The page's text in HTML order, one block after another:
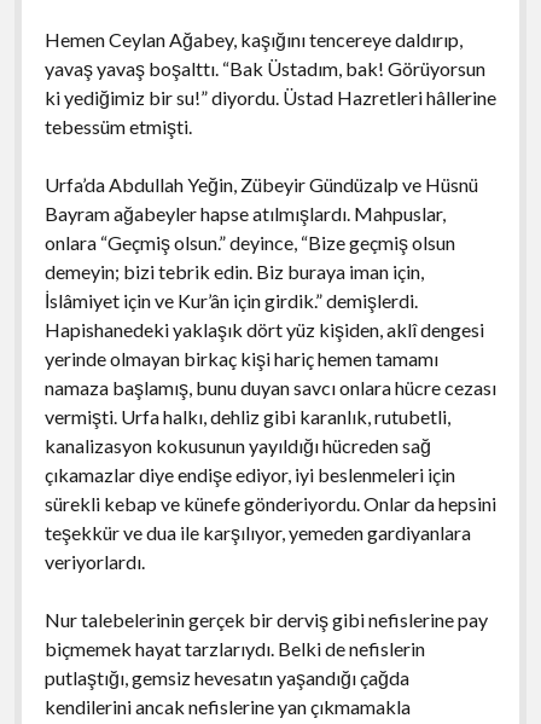
Hemen Ceylan Ağabey, kaşığını tencereye daldırıp,
yavaş yavaş boşalttı. “Bak Üstadım, bak! Görüyorsun
ki yediğimiz bir su!” diyordu. Üstad Hazretleri hâllerine
tebessüm etmişti.
Urfa’da Abdullah Yeğin, Zübeyir Gündüzalp ve Hüsnü
Bayram ağabeyler hapse atılmışlardı. Mahpuslar,
onlara “Geçmiş olsun.” deyince, “Bize geçmiş olsun
demeyin; bizi tebrik edin. Biz buraya iman için,
İslâmiyet için ve Kur’ân için girdik.” demişlerdi.
Hapishanedeki yaklaşık dört yüz kişiden, aklî dengesi
yerinde olmayan birkaç kişi hariç hemen tamamı
namaza başlamış, bunu duyan savcı onlara hücre cezası
vermişti. Urfa halkı, dehliz gibi karanlık, rutubetli,
kanalizasyon kokusunun yayıldığı hücreden sağ
çıkamazlar diye endişe ediyor, iyi beslenmeleri için
sürekli kebap ve künefe gönderiyordu. Onlar da hepsini
teşekkür ve dua ile karşılıyor, yemeden gardiyanlara
veriyorlardı.
Nur talebelerinin gerçek bir derviş gibi nefislerine pay
biçmemek hayat tarzlarıydı. Belki de nefislerin
putlaştığı, gemsiz hevesatın yaşandığı çağda
kendilerini ancak nefislerine yan çıkmamakla